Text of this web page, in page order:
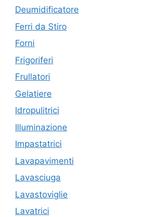
Deumidificatore
Ferri da Stiro
Forni
Frigoriferi
Frullatori
Gelatiere
Idropulitrici
Illuminazione
Impastatrici
Lavapavimenti
Lavasciuga
Lavastoviglie
Lavatrici